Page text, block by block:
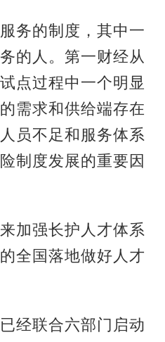
务的制度，其中一
的人。第一财经从
点过程中一个明显
需求和供给端存在
员不足和服务体系
制度发展的重要因
加强长护人才体系
全国落地做好人才
经联合六部门启动